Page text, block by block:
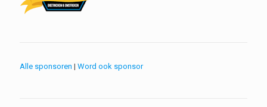
Alle sponsoren | Word ook sponsor